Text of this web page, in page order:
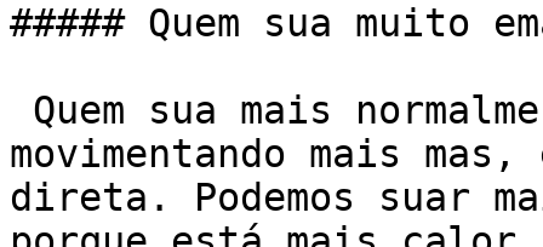
##### Quem sua muito
movimentando mais
direta. Podemos suar